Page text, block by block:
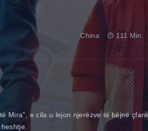
China 111 Min.
Mira”, e cila u lejon njerëzve të bëjnë çfarë